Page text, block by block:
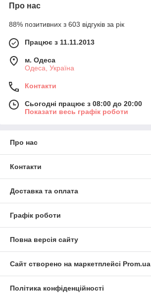
Про нас
88% позитивних з 603 відгуків за рік
Працює з 11.11.2013
м. Одеса
Одеса, Україна
Контакти
Сьогодні працює з 08:00 до 20:00
Показати весь графік роботи
Про нас
Контакти
Доставка та оплата
Графік роботи
Повна версія сайту
Сайт створено на маркетплейсі Prom.ua
Політика конфіденційності